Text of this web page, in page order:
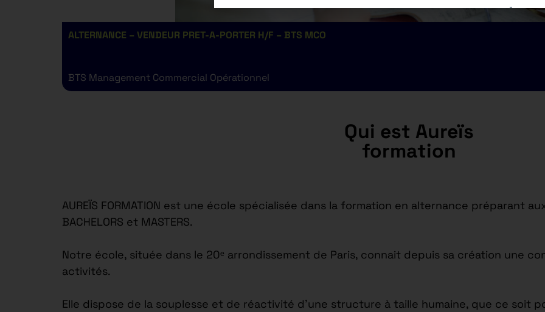
ALTERNANCE – VENDEUR PRET-A-PORTER H/F – BTS MCO
BTS Management Commercial Opérationnel
Qui est Aureïs
formation
AUREÏS FORMATION est une école spécialisée dans la formation en alternance préparant
BACHELORS et MASTERS.
Notre école, située dans le 20ᵉ arrondissement de Paris, connait depuis sa création une
activités.
Elle dispose de la souplesse et de réactivité d’une structure à taille humaine, que ce soit